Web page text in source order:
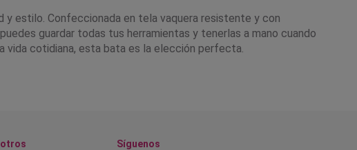
estilo. Confeccionada en tela vaquera resistente y con
guardar todas tus herramientas y tenerlas a mano cuando
vida cotidiana, esta bata es la elección perfecta.
Síguenos